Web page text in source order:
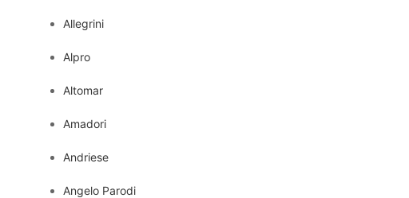
Allegrini
Alpro
Altomar
Amadori
Andriese
Angelo Parodi